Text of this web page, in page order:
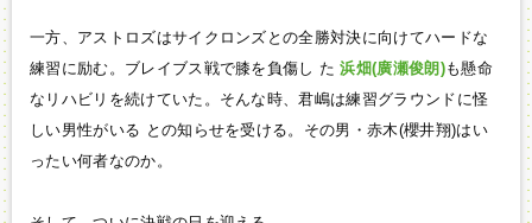
一方、アストロズはサイクロンズとの全勝対決に向けてハードな
練習に励む。ブレイブス戦で膝を負傷し た 浜畑(廣瀬俊朗)も懸命
なリハビリを続けていた。そんな時、君嶋は練習グラウンドに怪
しい男性がいる との知らせを受ける。その男・赤木(櫻井翔)はい
ったい何者なのか。